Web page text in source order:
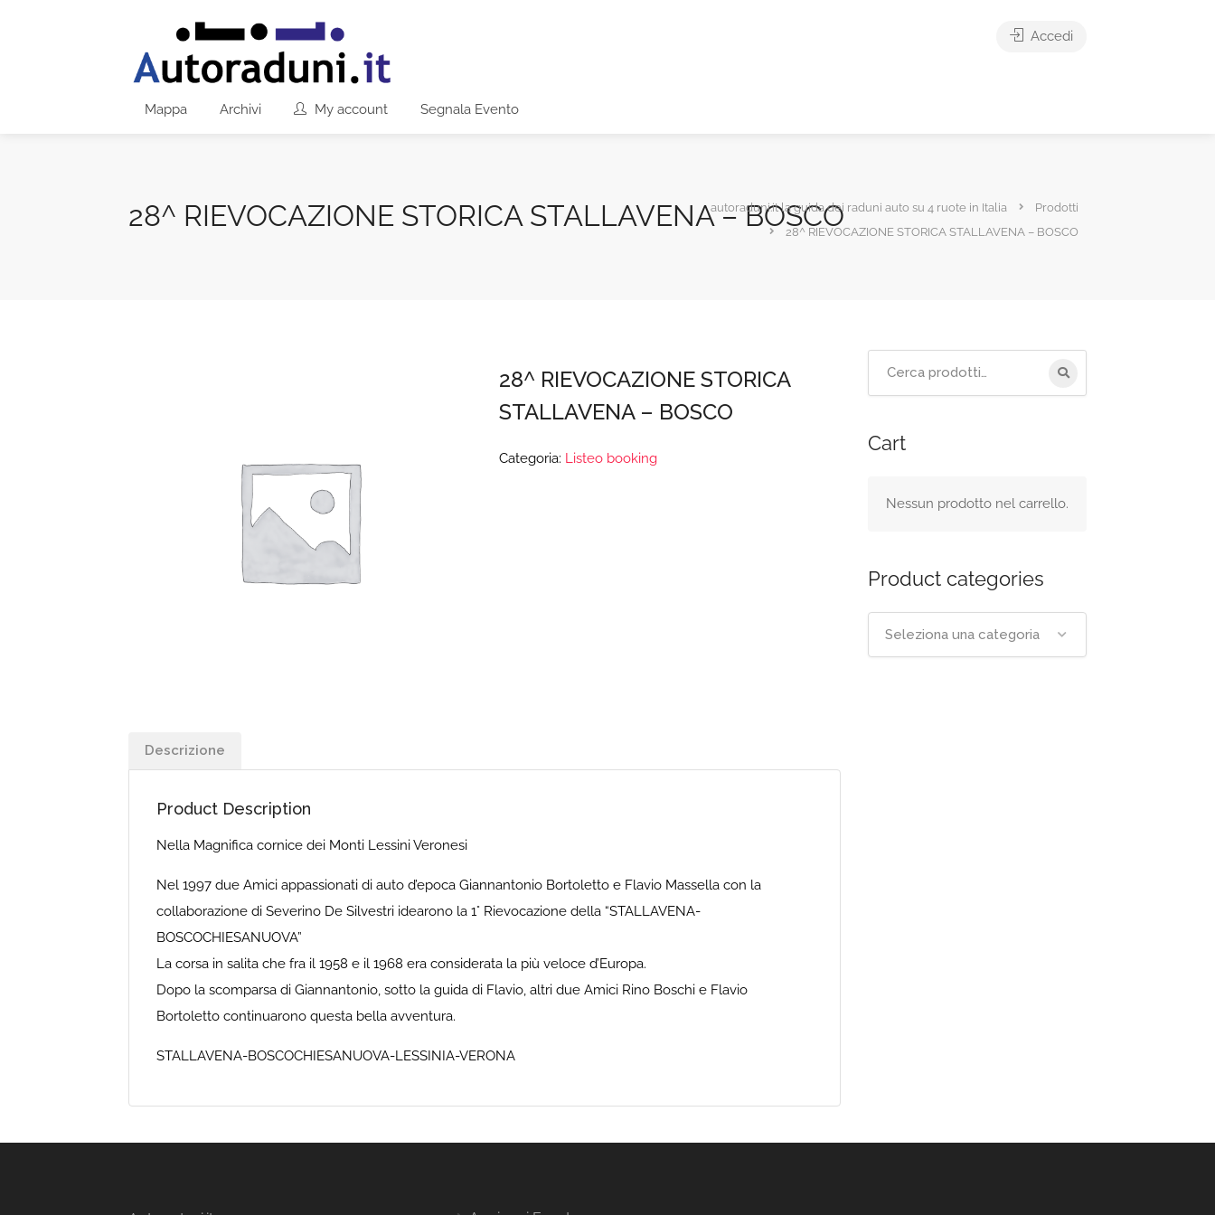
Mappa Archivi My account Segnala Evento
Accedi
28^ RIEVOCAZIONE STORICA STALLAVENA – BOSCOautoraduni.it la guida dei raduni auto su 4 ruote in Italia
Prodotti
28^ RIEVOCAZIONE STORICA STALLAVENA – BOSCO
28^ RIEVOCAZIONE STORICA
STALLAVENA – BOSCO
Categoria: Listeo booking
Descrizione
Product Description
Nella Magnifica cornice dei Monti Lessini Veronesi
Nel 1997 due Amici appassionati di auto d’epoca Giannantonio Bortoletto e Flavio Massella con la
collaborazione di Severino De Silvestri idearono la 1° Rievocazione della “STALLAVENA-
BOSCOCHIESANUOVA”
La corsa in salita che fra il 1958 e il 1968 era considerata la più veloce d’Europa.
Dopo la scomparsa di Giannantonio, sotto la guida di Flavio, altri due Amici Rino Boschi e Flavio
Bortoletto continuarono questa bella avventura.
STALLAVENA-BOSCOCHIESANUOVA-LESSINIA-VERONA
Cart
Nessun prodotto nel carrello.
Product categories
Seleziona una categoria